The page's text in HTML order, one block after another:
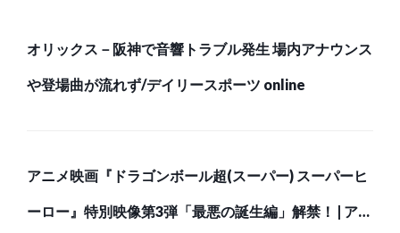
オリックス－阪神で音響トラブル発生 場内アナウンス
や登場曲が流れず/デイリースポーツ online
アニメ映画『ドラゴンボール超(スーパー) スーパーヒ
ーロー』特別映像第3弾「最悪の誕生編」解禁！ | アニ